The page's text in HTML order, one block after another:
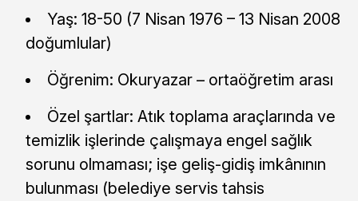
Yaş: 18-50 (7 Nisan 1976 – 13 Nisan 2008
doğumlular)
Öğrenim: Okuryazar – ortaöğretim arası
Özel şartlar: Atık toplama araçlarında ve
temizlik işlerinde çalışmaya engel sağlık
sorunu olmaması; işe geliş-gidiş imkânının
bulunması (belediye servis tahsis